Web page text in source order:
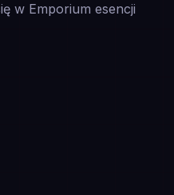
w Emporium esencji